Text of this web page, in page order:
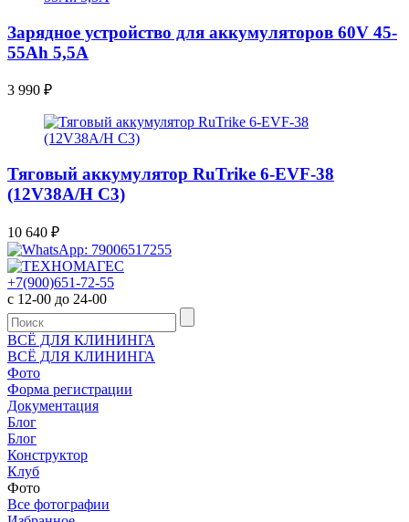
Зарядное устройство для аккумуляторов 60V 45-
55Ah 5,5A
3 990 ₽
Тяговый аккумулятор RuTrike 6-EVF-38
(12V38A/H C3)
10 640 ₽
+7(900)651-72-55
с 12-00 до 24-00
ВСЁ ДЛЯ КЛИНИНГА
ВСЁ ДЛЯ КЛИНИНГА
Фото
Форма регистрации
Документация
Блог
Блог
Конструктор
Клуб
Фото
Все фотографии